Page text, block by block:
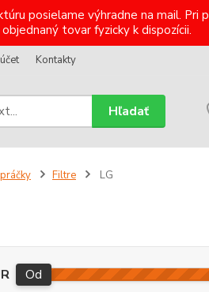
posielame výhradne na mail.
objednaný tovar fyzicky k dispozícii.
Kontakty
Hľadať
Filtre LG
Od